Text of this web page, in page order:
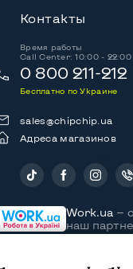
Контакты
Время работы
Call Center: 10:00 - 22:00
0 800 211-212
Бесплатно по Украине
sales@chipchip.ua
Адреса магазинов
Work.ua —
наш